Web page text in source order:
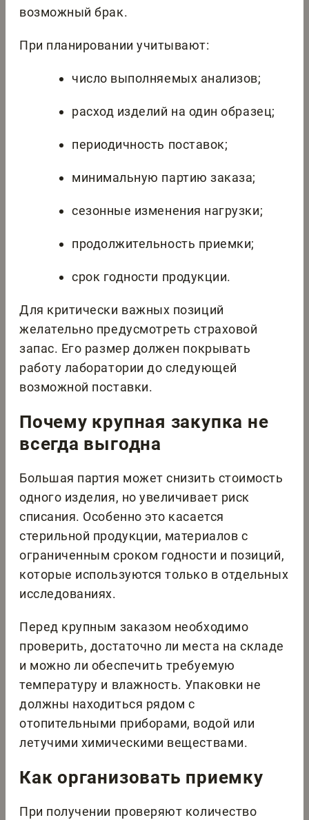
возможный брак.
При планировании учитывают:
число выполняемых анализов;
расход изделий на один образец;
периодичность поставок;
минимальную партию заказа;
сезонные изменения нагрузки;
продолжительность приемки;
срок годности продукции.
Для критически важных позиций
желательно предусмотреть страховой
запас. Его размер должен покрывать
работу лаборатории до следующей
возможной поставки.
Почему крупная закупка не
всегда выгодна
Большая партия может снизить стоимость
одного изделия, но увеличивает риск
списания. Особенно это касается
стерильной продукции, материалов с
ограниченным сроком годности и позиций,
которые используются только в отдельных
исследованиях.
Перед крупным заказом необходимо
проверить, достаточно ли места на складе
и можно ли обеспечить требуемую
температуру и влажность. Упаковки не
должны находиться рядом с
отопительными приборами, водой или
летучими химическими веществами.
Как организовать приемку
При получении проверяют количество